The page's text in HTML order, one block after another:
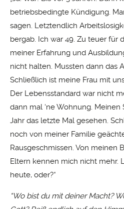
betriebsbedingte Kündigung.
sagen. Letztendlich
bergab. Ich war 49. Zu teuer für
meiner Erfahrung und
nicht halten. Mussten dann das
Schließlich ist meine Frau mit
Der Lebensstandard war nicht
dann mal ‘ne Wohnung.
Jahr das letzte Mal gesehen.
noch von meiner Familie
Rausgeschmissen. Von meinen
Eltern kennen mich nicht mehr.
heute, oder?“
“Wo bist du mit deiner Macht?